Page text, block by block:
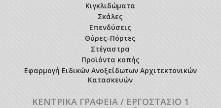
Κιγκλιδώματα
Σκάλες
Επενδύσεις
Θύρες-Πόρτες
Στέγαστρα
Προϊόντα κοπής
Εφαρμογή Ειδικών Ανοξείδωτων Αρχιτεκτονικών
Κατασκευών
ΚΕΝΤΡΙΚΑ ΓΡΑΦΕΙΑ / ΕΡΓΟΣΤΑΣΙΟ 1